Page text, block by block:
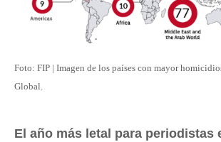
Foto: FIP | Imagen de los países con mayor
Global.
El año más letal para periodistas